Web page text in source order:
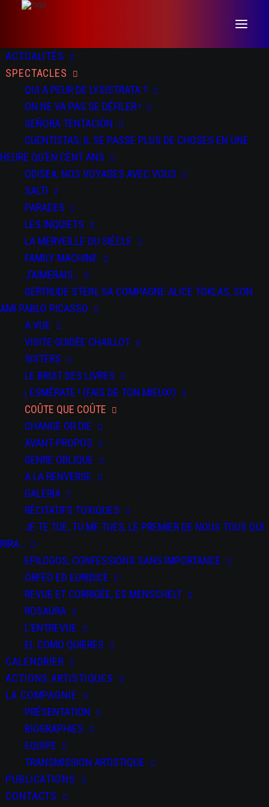
ACTUALITÉS
SPECTACLES
QUI A PEUR DE LYSISTRATA ?
ON NE VA PAS SE DÉFILER !
SEÑORA TENTACIÓN
CUENTISTAS, IL SE PASSE PLUS DE CHOSES EN UNE
HEURE QU’EN CENT ANS
ODISEA, NOS VOYAGES AVEC VOUS
SALTI
PARADES
LES INQUIETS
LA MERVEILLE DU SIÈCLE
FAMILY MACHINE
J’AIMERAIS…
GERTRUDE STEIN, SA COMPAGNE ALICE TOKLAS, SON
AMI PABLO PICASSO
A VUE
VISITE GUIDÉE CHAILLOT
SISTERS
LE BRUIT DES LIVRES
¡ ESMÉRATE ! (FAIS DE TON MIEUX!)
COÛTE QUE COÛTE
CHANGE OR DIE
AVANT-PROPOS
GENRE OBLIQUE
A LA RENVERSE
GALERIA
RÉCITATIFS TOXIQUES
JE TE TUE, TU ME TUES, LE PREMIER DE NOUS TOUS QUI
RIRA…
EPILOGOS, CONFESSIONS SANS IMPORTANCE
ORFEO ED EURIDICE
REVUE ET CORRIGÉE, ES MENSCHELT
ROSAURA
L’ENTREVUE
EL COMO QUIERES
CALENDRIER
ACTIONS ARTISTIQUES
LA COMPAGNIE
PRÉSENTATION
BIOGRAPHIES
EQUIPE
TRANSMISSION ARTISTIQUE
PUBLICATIONS
CONTACTS
Coûte que coûte